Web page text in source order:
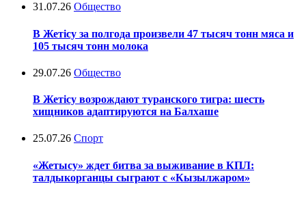
31.07.26 Общество
В Жетісу за полгода произвели 47 тысяч тонн мяса и
105 тысяч тонн молока
29.07.26 Общество
В Жетісу возрождают туранского тигра: шесть
хищников адаптируются на Балхаше
25.07.26 Спорт
«Жетысу» ждет битва за выживание в КПЛ:
талдыкорганцы сыграют с «Кызылжаром»